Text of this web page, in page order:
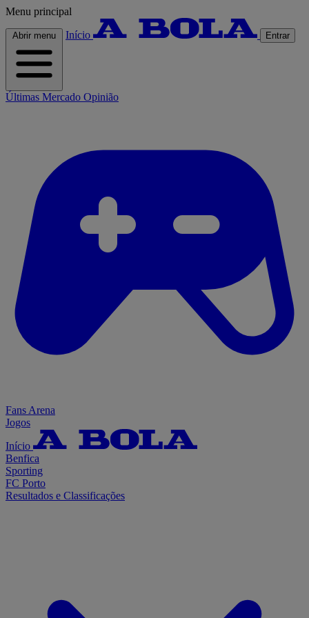
Menu principal
Abrir menu Início Entrar
Últimas Mercado Opinião
Fans Arena
Jogos
Início
Benfica
Sporting
FC Porto
Resultados e Classificações